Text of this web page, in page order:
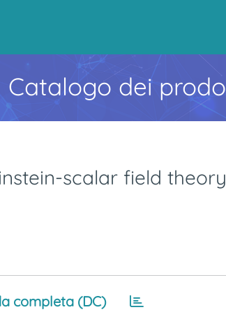
Catalogo dei
scalar field
completa (DC)